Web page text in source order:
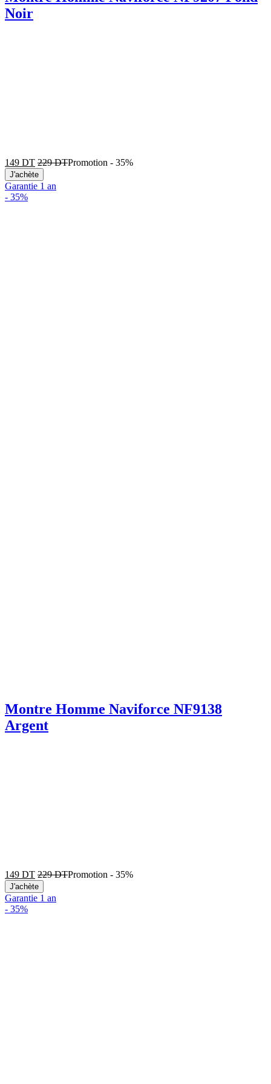
Noir
149 DT 229DTPromotion - 35%
J'achète
Garantie 1 an
- 35%
Montre Homme Naviforce NF9138
Argent
149 DT 229DTPromotion - 35%
J'achète
Garantie 1 an
- 35%